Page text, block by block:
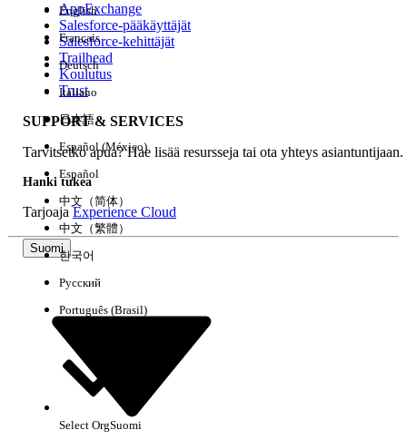
Kokemus
Tyhjennä kaikki Valmis
AppExchange
Salesforce-pääkäyttäjät
Salesforce-kehittäjät
Trailhead
Koulutus
Trust
SUPPORT & SERVICES
Tarvitsetko apua? Hae lisää resursseja tai ota yhteys asiantuntijaan.
Hanki tukea
TarjoajaExperience Cloud
Suomi
English
Français
Deutsch
Italiano
日本語
Español (México)
Español
中文（简体）
中文（繁體）
한국어
Русский
Português (Brasil)
Select OrgSuomi